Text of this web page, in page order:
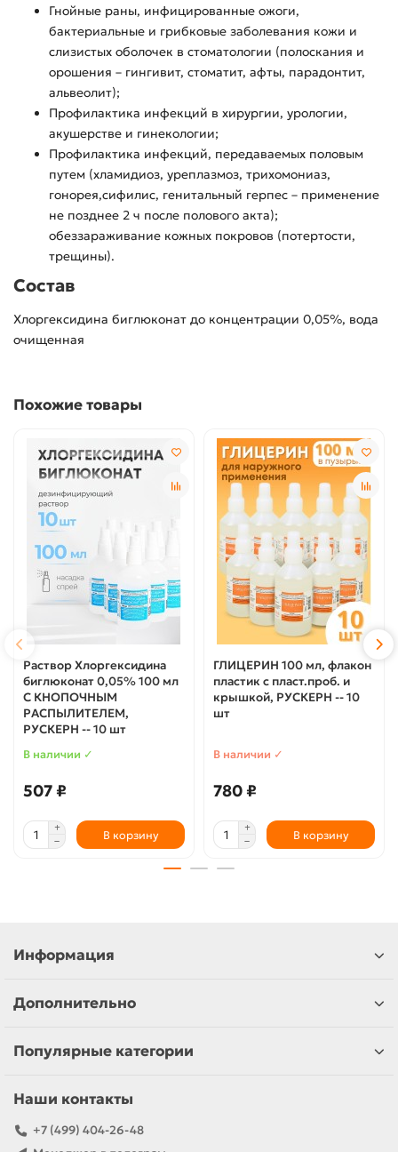
Гнойные раны, инфицированные ожоги,
бактериальные и грибковые заболевания кожи и
слизистых оболочек в стоматологии (полоскания и
орошения – гингивит, стоматит, афты, парадонтит,
альвеолит);
Профилактика инфекций в хирургии, урологии,
акушерстве и гинекологии;
Профилактика инфекций, передаваемых половым
путем (хламидиоз, уреплазмоз, трихомониаз,
гонорея,сифилис, генитальный герпес – применение
не позднее 2 ч после полового акта);
обеззараживание кожных покровов (потертости,
трещины).
Состав
Хлоргексидина биглюконат до концентрации 0,05%, вода
очищенная
Похожие товары
Раствор Хлоргексидина
биглюконат 0,05% 100 мл
С КНОПОЧНЫМ
РАСПЫЛИТЕЛЕМ,
РУСКЕРН -- 10 шт
В наличии ✓
507 ₽
В корзину
ГЛИЦЕРИН 100 мл, флакон
пластик с пласт.проб. и
крышкой, РУСКЕРН -- 10
шт
В наличии ✓
780 ₽
В корзину
Информация
Дополнительно
Популярные категории
Наши контакты
+7 (499) 404-26-48